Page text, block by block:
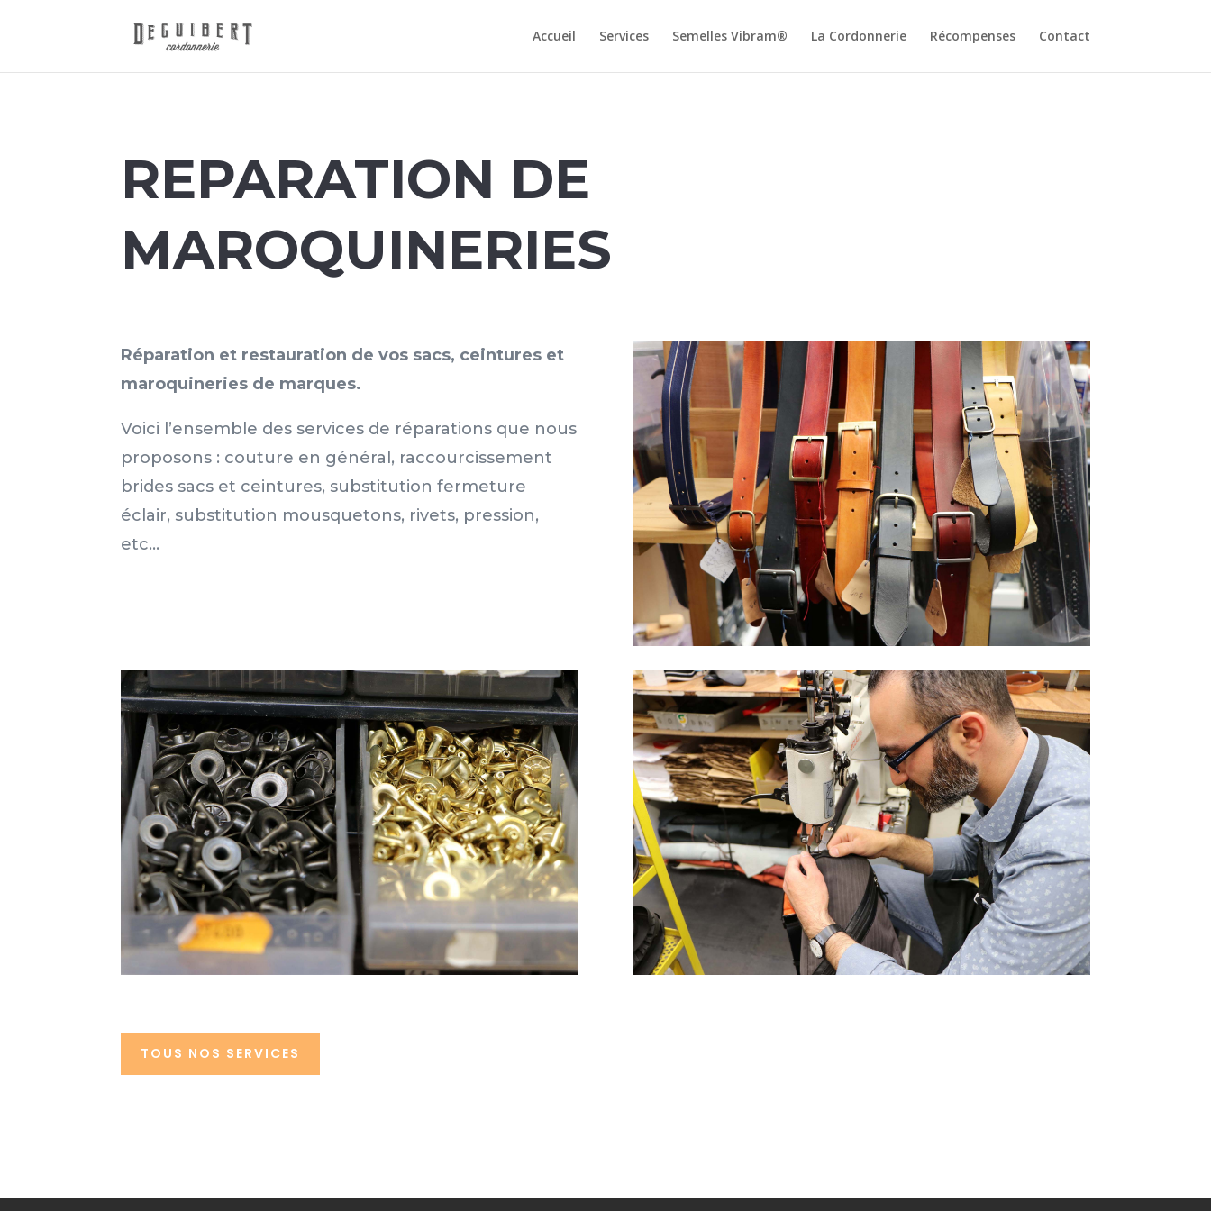
Accueil Services Semelles Vibram® La Cordonnerie Récompenses Contact
REPARATION DE
MAROQUINERIES
Réparation et restauration de vos sacs, ceintures et
maroquineries de marques.
Voici l’ensemble des services de réparations que nous
proposons : couture en général, raccourcissement
brides sacs et ceintures, substitution fermeture
éclair, substitution mousquetons, rivets, pression,
etc…
TOUS NOS SERVICES